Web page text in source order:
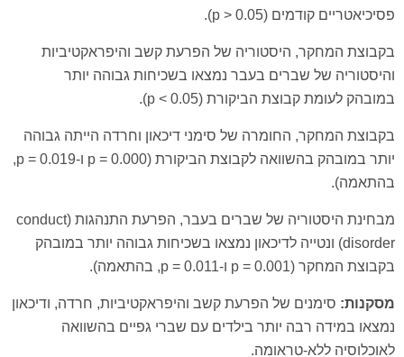
פסיכיאטריים קודמים (p > 0.05).
בקבוצת המחקר, היסטוריה של הפרעת קשב והיפראקטיביות
והיסטוריה של שברים בעבר נמצאו בשכיחות גבוהה יותר
במובהק לעומת קבוצת הביקורת (p < 0.05).
בקבוצת המחקר, החומרה של סימני דיכאון וחרדה הייתה גבוהה
יותר במובהק בהשוואה לקבוצת הביקורת (p = 0.000 ו-p = 0.019,
בהתאמה).
מבחינת היסטוריה של שברים בעבר, הפרעת התנהגות (conduct
disorder) ונטייה לדיכאון נמצאו בשכיחות גבוהה יותר במובהק
בקבוצת המחקר (p = 0.001 ו-p = 0.011, בהתאמה).
מסקנות: סימנים של הפרעת קשב והיפראקטיביות, חרדה, ודיכאון
נמצאו במידה רבה יותר בילדים עם שברי גפיים בהשוואה
לאוכלוסיה ללא-טראומה.